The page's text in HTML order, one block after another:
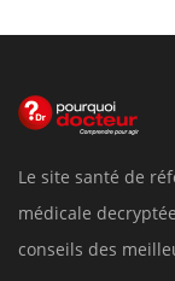
Le site santé de
médicale
conseils des